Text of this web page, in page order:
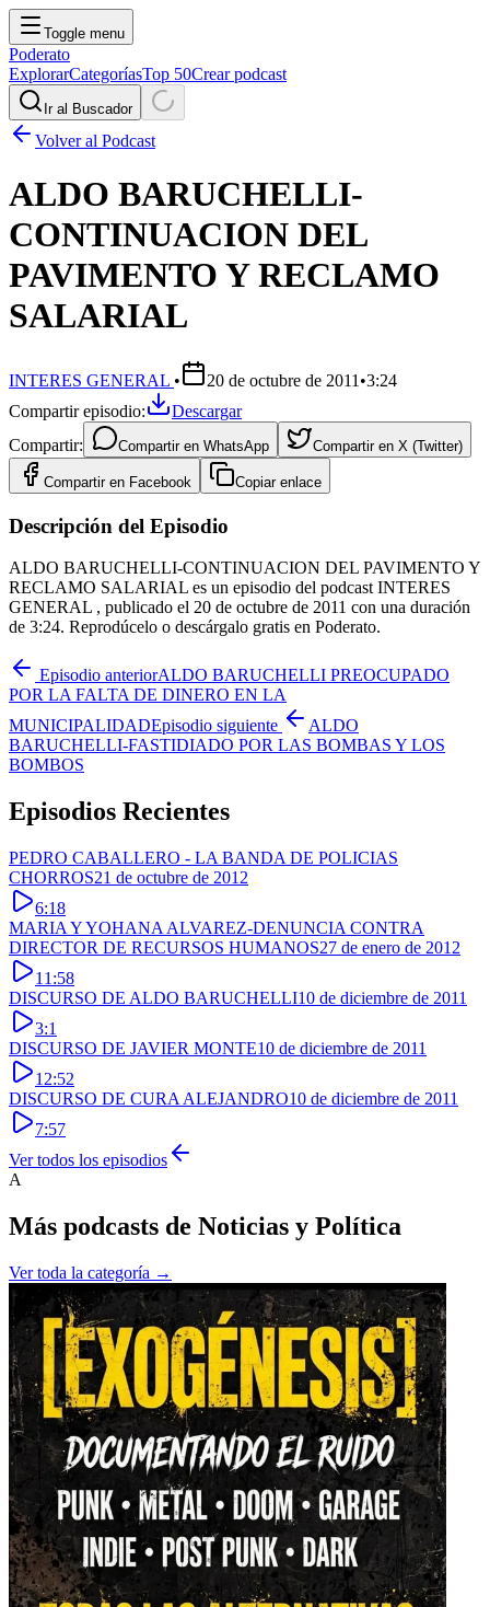
Toggle menu
Poderato
ExplorarCategoríasTop 50Crear podcast
Ir al Buscador
Volver al Podcast
ALDO BARUCHELLI-
CONTINUACION DEL
PAVIMENTO Y RECLAMO
SALARIAL
INTERES GENERAL • 20 de octubre de 2011 •3:24
Compartir episodio:
Descargar
Compartir:
Compartir en WhatsApp Compartir en X (Twitter)
Compartir en Facebook Copiar enlace
Descripción del Episodio
ALDO BARUCHELLI-CONTINUACION DEL PAVIMENTO Y
RECLAMO SALARIAL es un episodio del podcast INTERES
GENERAL , publicado el 20 de octubre de 2011 con una duración
de 3:24. Reprodúcelo o descárgalo gratis en Poderato.
Episodio anteriorALDO BARUCHELLI PREOCUPADO
POR LA FALTA DE DINERO EN LA
MUNICIPALIDADEpisodio siguiente
ALDO
BARUCHELLI-FASTIDIADO POR LAS BOMBAS Y LOS
BOMBOS
Episodios Recientes
PEDRO CABALLERO - LA BANDA DE POLICIAS
CHORROS21 de octubre de 2012
6:18
MARIA Y YOHANA ALVAREZ-DENUNCIA CONTRA
DIRECTOR DE RECURSOS HUMANOS27 de enero de 2012
11:58
DISCURSO DE ALDO BARUCHELLI10 de diciembre de 2011
3:1
DISCURSO DE JAVIER MONTE10 de diciembre de 2011
12:52
DISCURSO DE CURA ALEJANDRO10 de diciembre de 2011
7:57
Ver todos los episodios
A
Más podcasts de Noticias y Política
Ver toda la categoría →